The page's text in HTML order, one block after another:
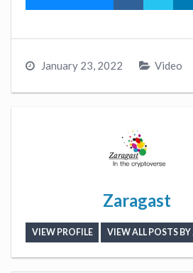
January 23, 2022 Video
Zaragast
VIEW PROFILE VIEW ALL POSTS